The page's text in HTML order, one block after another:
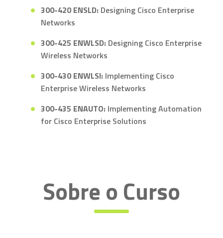
300-420 ENSLD: Designing Cisco Enterprise
Networks
300-425 ENWLSD: Designing Cisco Enterprise
Wireless Networks
300-430 ENWLSI: Implementing Cisco
Enterprise Wireless Networks
300-435 ENAUTO: Implementing Automation
for Cisco Enterprise Solutions
Sobre o Curso